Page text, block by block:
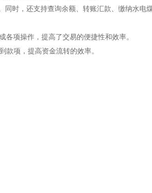
时，还支持查询余额、转账汇款、缴纳水电
项操作，提高了交易的便捷性和效率。
项，提高资金流转的效率。